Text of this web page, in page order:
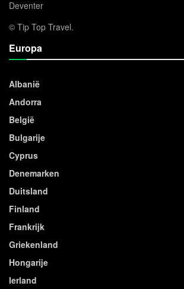
Deventer
© Tip Top Travel.
Europa
Albanië
Andorra
België
Bulgarije
Cyprus
Denemarken
Duitsland
Finland
Frankrijk
Griekenland
Hongarije
Ierland